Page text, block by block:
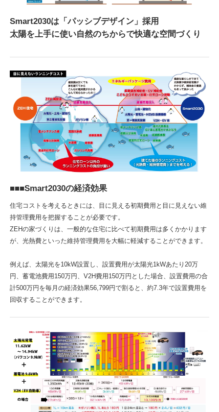
Smart2030は「パッシブデザイン」採用
太陽を上手に使い自然のちからで快適な空間づくり
■■■Smart2030の経済効果
住宅コストを考えるときには、目に見える初期費用と目に見えない維
持管理費用を把握することが必要です。
ZEHの家づくりは、一般的な住宅に比べて初期費用は多くかかります
が、光熱費といった維持管理費用を大幅に軽減することができます。
例えば、太陽光を10kW設置し、設置費用が太陽光1kWあたり20万
円、蓄電池費用150万円、V2H費用150万円とした場合、設置費用の合
計500万円を毎月の経済効果56,799円で割ると、約7.3年で設置費用を
回収することができます。